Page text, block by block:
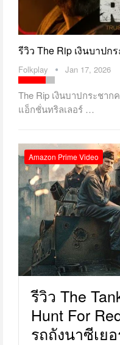
รีวิว The Rip เงินบาป
Folkplay Jan 17, 2026
The Rip เงินบาปกระชา
แอ็กชั่นทริลเลอร์ …
Amazon Prime Video
รีวิว The
Hunt For
รถถังนาซีเย